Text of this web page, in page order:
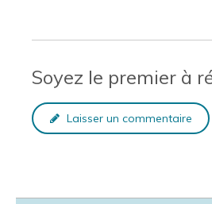
Soyez le premier à
Laisser un commentaire